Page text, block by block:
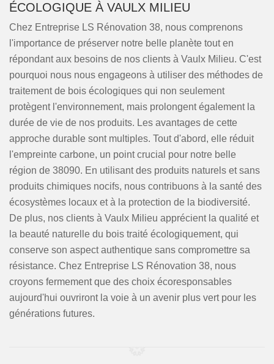
ÉCOLOGIQUE À VAULX MILIEU
Chez Entreprise LS Rénovation 38, nous comprenons
l'importance de préserver notre belle planète tout en
répondant aux besoins de nos clients à Vaulx Milieu. C'est
pourquoi nous nous engageons à utiliser des méthodes de
traitement de bois écologiques qui non seulement
protègent l'environnement, mais prolongent également la
durée de vie de nos produits. Les avantages de cette
approche durable sont multiples. Tout d'abord, elle réduit
l'empreinte carbone, un point crucial pour notre belle
région de 38090. En utilisant des produits naturels et sans
produits chimiques nocifs, nous contribuons à la santé des
écosystèmes locaux et à la protection de la biodiversité.
De plus, nos clients à Vaulx Milieu apprécient la qualité et
la beauté naturelle du bois traité écologiquement, qui
conserve son aspect authentique sans compromettre sa
résistance. Chez Entreprise LS Rénovation 38, nous
croyons fermement que des choix écoresponsables
aujourd'hui ouvriront la voie à un avenir plus vert pour les
générations futures.